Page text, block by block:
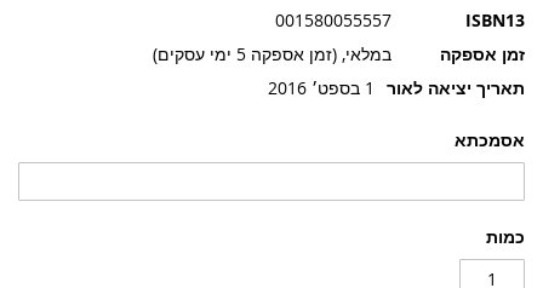
אסמכתא
כמות
ISBN13
001580055557
זמן אספקה
במלאי, (זמן אספקה 5 ימי עסקים)
תאריך יציאה לאור
1 בספט׳ 2016